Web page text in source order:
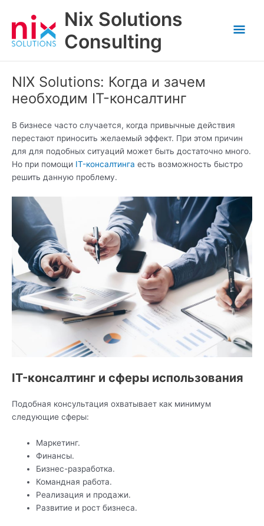
content
Nix Solutions
Consulting
NIX Solutions: Когда и зачем
необходим IT-консалтинг
В бизнесе часто случается, когда привычные действия
перестают приносить желаемый эффект. При этом причин
для для подобных ситуаций может быть достаточно много.
Но при помощи IT-консалтинга есть возможность быстро
решить данную проблему.
IT-консалтинг и сферы использования
Подобная консультация охватывает как минимум
следующие сферы:
Маркетинг.
Финансы.
Бизнес-разработка.
Командная работа.
Реализация и продажи.
Развитие и рост бизнеса.